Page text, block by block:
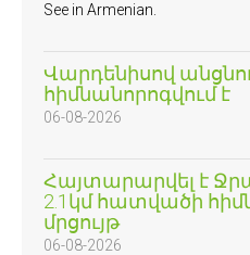
See in Armenian.
Վարդենիսով
հիմնանորոգվում է
06-08-2026
Հայտարարվել է
2.1կմ հատվածի
մրցույթ
06-08-2026